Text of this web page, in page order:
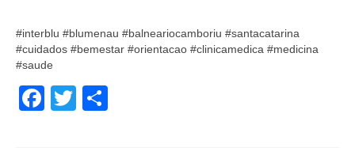
#interblu #blumenau #balneariocamboriu #santacatarina
#cuidados #bemestar #orientacao #clinicamedica #medicina
#saude
Facebook
Twitter